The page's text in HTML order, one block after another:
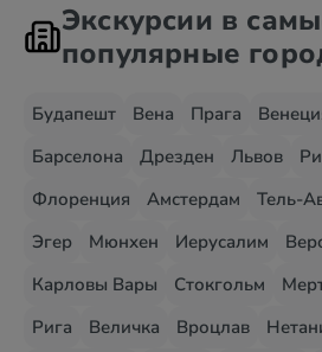
Экскурсии в
популярные
Будапешт Вена Прага
Барселона
Дрезден Львов
Флоренция
Амстердам Тель-
Эгер
Мюнхен Иерусалим
Карловы Вары
Стокгольм
Рига
Величка Вроцлав